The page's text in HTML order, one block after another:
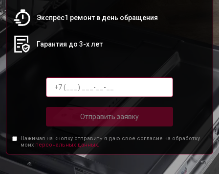
Экспрес1 ремонт в день обращения
Гарантия до 3-х лет
Отправить заявку
Нажимая на кнопку отправить я даю свое согласие на обработку
моих персональных данных.